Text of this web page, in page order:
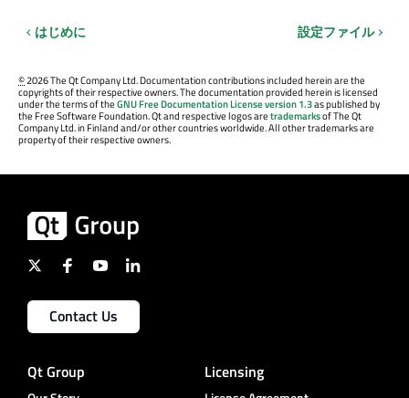
はじめに 設定ファイル
©2026 The Qt Company Ltd. Documentation contributions included herein are the
copyrights of their respective owners. The documentation provided herein is licensed
under the terms of theGNU Free Documentation License version 1.3as published by
the Free Software Foundation. Qt and respective logos aretrademarksof The Qt
Company Ltd. in Finland and/or other countries worldwide. All other trademarks are
property of their respective owners.
Contact Us
Qt Group Licensing